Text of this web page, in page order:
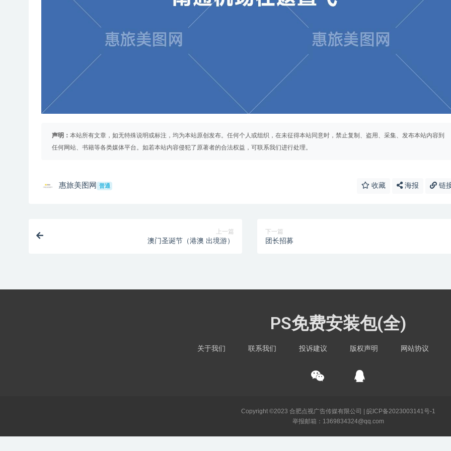
声明： 本站所有文章，如无特殊说明或标注，均为本站原创发布。任何个人或组织，在未征得本站同意时，禁止复制、盗用、采集、发布本站内容到
任何网站、书籍等各类媒体平台。如若本站内容侵犯了原著者的合法权益，可联系我们进行处理。
惠旅美图网 普通 收藏 海报 链
上一篇
澳门圣诞节（港澳 出境游）
下一篇
团长招募
PS免费安装包(全)
关于我们 联系我们 投诉建议 版权声明 网站协议
Copyright ©2023 合肥点视广告传媒有限公司 | 皖ICP备2023003141号-1
举报邮箱：1369834324@qq.com